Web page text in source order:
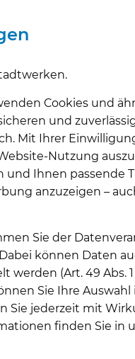
Cookies und
und
Mit Ihrer
Nutzung
Ihnen passende
anzuzeigen –
Sie der
können Daten
(Art. 49 Abs. 1
Sie Ihre Auswahl
Sie jederzeit mit
finden Sie in
Privatkunden
Unternehmen
Aktuelles
03.06.2026